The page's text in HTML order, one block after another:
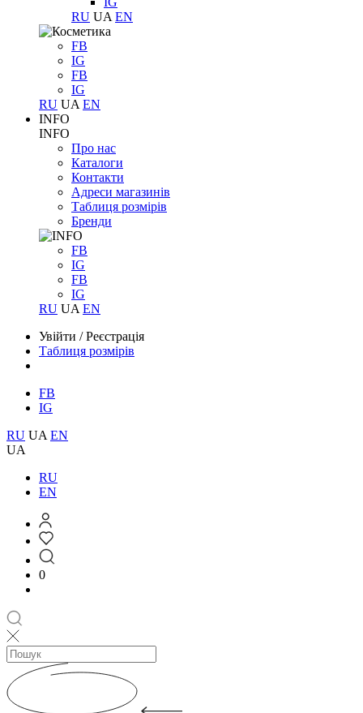
RU UA EN
FB
IG
FB
IG
RU UA EN
INFO
INFO
Про нас
Каталоги
Контакти
Адреси магазинів
Таблиця розмірів
Бренди
FB
IG
FB
IG
RU UA EN
Увійти /Реєстрація
Таблиця розмірів
FB
IG
RU UA EN
UA
RU
EN
0